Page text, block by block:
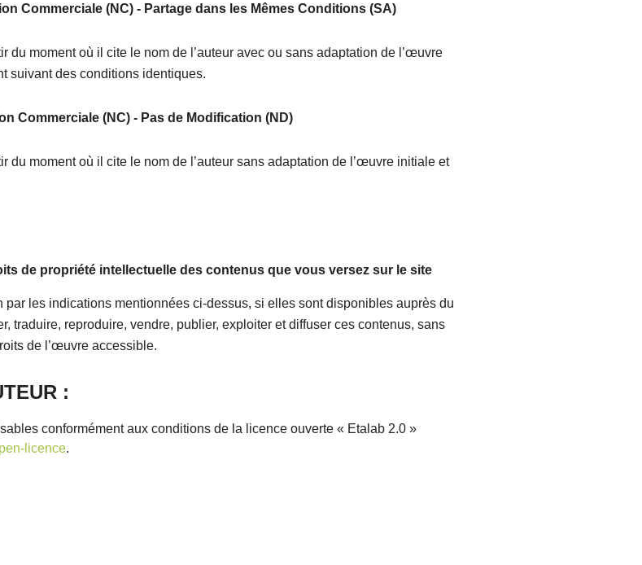
Commerciale (NC) - Partage dans les Mêmes Conditions (SA)
du moment où il cite le nom de l’auteur avec ou sans adaptation de l’œuvre
suivant des conditions identiques.
Commerciale (NC) - Pas de Modification (ND)
du moment où il cite le nom de l’auteur sans adaptation de l’œuvre initiale et
de propriété intellectuelle des contenus que vous versez sur le site
par les indications mentionnées ci-dessus, si elles sont disponibles auprès du
traduire, reproduire, vendre, publier, exploiter et diffuser ces contenus, sans
de l’œuvre accessible.
:
conformément aux conditions de la licence ouverte « Etalab 2.0 »
licence.
par le logo :